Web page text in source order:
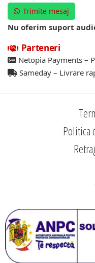
Trimite mesaj
Nu oferim suport
Parteneri
Netopia Payments –
Sameday – Livrare
Politica